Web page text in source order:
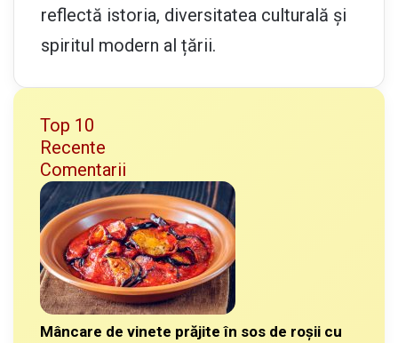
reflectă istoria, diversitatea culturală și
spiritul modern al țării.
Top 10
Recente
Comentarii
Mâncare de vinete prăjite în sos de roșii cu